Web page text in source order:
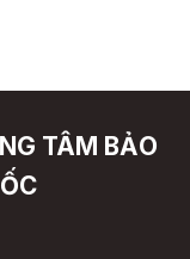
TÂM BẢO